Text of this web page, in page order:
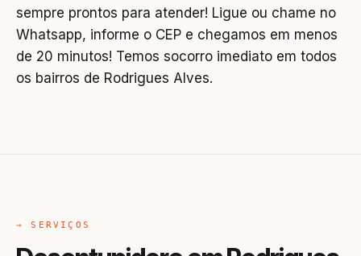
sempre prontos para atender! Ligue ou chame no
Whatsapp, informe o CEP e chegamos em menos
de 20 minutos! Temos socorro imediato em todos
os bairros de Rodrigues Alves.
→ SERVIÇOS